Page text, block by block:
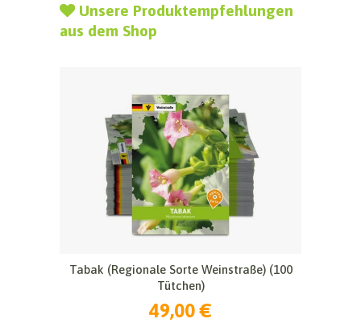
Unsere Produktempfehlungen
aus dem Shop
Tabak (Regionale Sorte Weinstraße) (100
Tütchen)
49,00 €